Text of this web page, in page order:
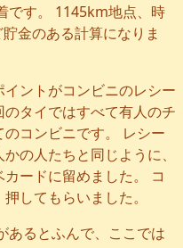
です。 1145km地点、時
金のある計算になりま
ントがコンビニのレシー
タイではすべて有人のチ
コンビニです。 レシー
の人たちと同じように、
ードに留めました。 コ
してもらいました。
あるとふんで、ここでは